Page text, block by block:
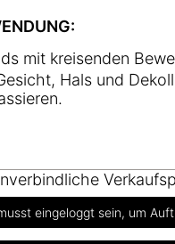
mit kreisenden
Hals und
eingeloggt sein, um